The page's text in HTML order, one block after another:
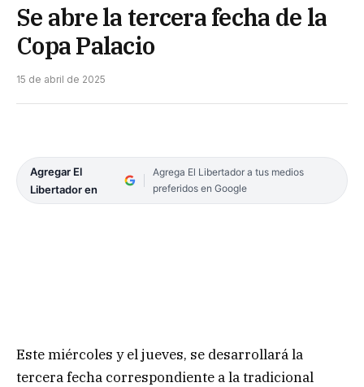
Se abre la tercera fecha de la
Copa Palacio
15 de abril de 2025
Agregar El
Libertador en
Agrega El Libertador a tus medios
preferidos en Google
Este miércoles y el jueves, se desarrollará la
tercera fecha correspondiente a la tradicional